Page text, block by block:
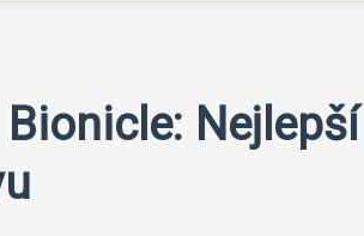
Bionicle: